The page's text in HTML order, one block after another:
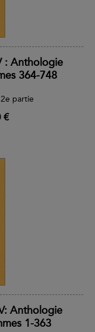
: Anthologie
364-748
partie
€
Anthologie
1-363